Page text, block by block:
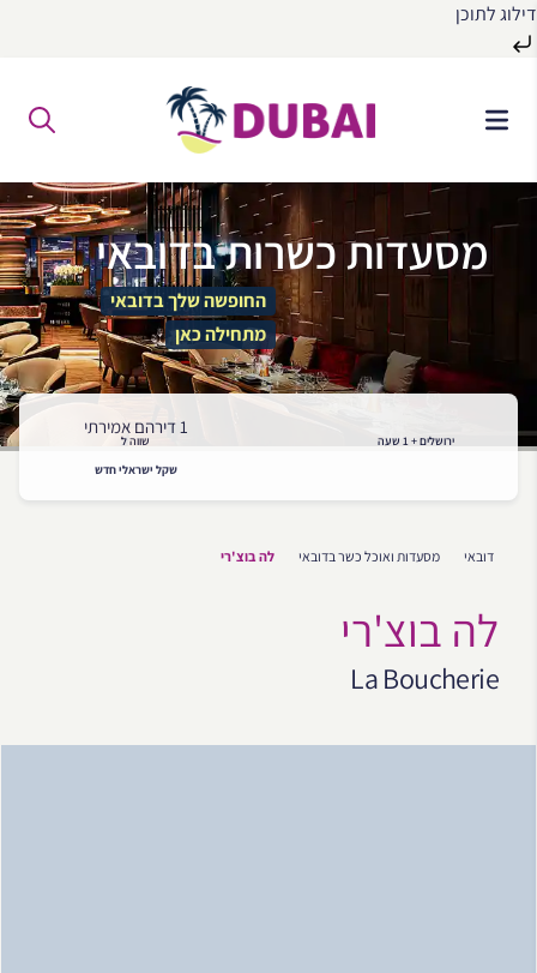
דילוג לתוכן
התוכן
מסעדות כשרות בדובאי
החופשה שלך בדובאי
מתחילה כאן
ירושלים + 1 שעה
1 דירהם אמירתי
שווה ל
שקל ישראלי חדש
דובאי מסעדות ואוכל כשר בדובאי לה בוצ'רי
לה בוצ'רי
La Boucherie